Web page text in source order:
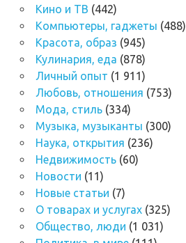
Кино и ТВ (442)
Компьютеры, гаджеты (488)
Красота, образ (945)
Кулинария, еда (878)
Личный опыт (1 911)
Любовь, отношения (753)
Мода, стиль(334)
Музыка, музыканты (300)
Наука, открытия (236)
Недвижимость(60)
Новости (11)
Новые статьи (7)
О товарах и услугах(325)
Общество, люди (1 031)